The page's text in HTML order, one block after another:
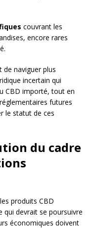
couvrant les
encore rares
naviguer plus
incertain qui
CBD importé, tout en
futures
le statut de ces
du cadre
produits CBD
devrait se poursuivre
économiques doivent